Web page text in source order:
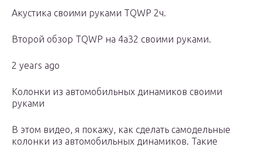
Акустика своими руками TQWP 2ч.
Второй обзор TQWP на 4а32 своими руками.
2 years ago
Колонки из автомобильных динамиков своими
руками
В этом видео, я покажу, как сделать самодельные
колонки из автомобильных динамиков. Такие